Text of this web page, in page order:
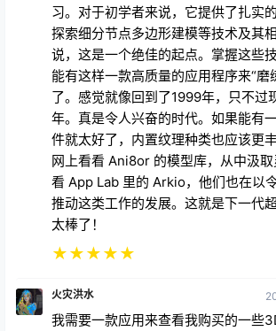
习。对于初学者来说，它提供了扎实
探索细分节点多边形建模等技术及其
说，这是一个绝佳的起点。掌握这些
能有这样一款高质量的应用程序来“磨
了。感觉就像回到了1999年，只不过
年。真是令人兴奋的时代。如果能有
件就太好了，内置纹理种类也应该更
网上看看 Ani8or 的模型库，从中汲
看 App Lab 里的 Arkio，他们也在以
推动这类工作的发展。这就是下一代
太棒了！
★★★★★
火灾洪水
我需要一款应用来查看我购买的一些